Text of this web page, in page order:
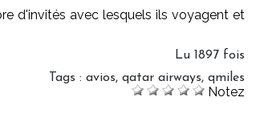
d'invités avec lesquels ils voyagent et
Lu 1897 fois
Tags : avios, qatar airways, qmiles
Notez